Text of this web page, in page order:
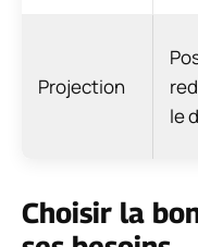
Projection
le
Choisir la